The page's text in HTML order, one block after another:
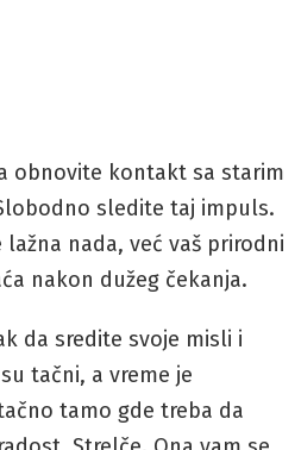
obnovite kontakt sa starim
sledite taj impuls.
nada, već vaš prirodni
nakon dužeg čekanja.
da sredite svoje misli i
tačni, a vreme je
tamo gde treba da